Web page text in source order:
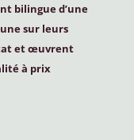
bilingue d’une
sur leurs
et œuvrent
à prix